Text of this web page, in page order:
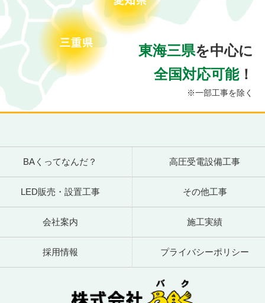
東海三県を中心に
全国対応可能！
※一部工事を除く
BAくってなんだ？ 高圧受電設備工事
LED販売・設置工事 その他工事
会社案内 施工実績
採用情報 プライバシーポリシー